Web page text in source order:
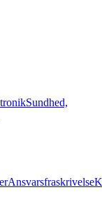
Sundhed,
Ansvarsfraskrivelse